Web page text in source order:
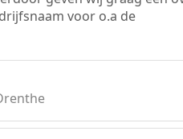
voor o.a de